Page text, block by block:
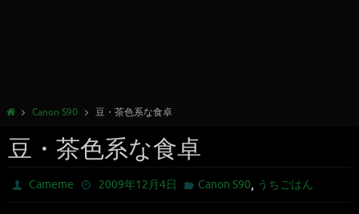
Canon S90 豆・茶色系な食卓
豆・茶色系な食卓
Cameme 2009年12月4日 Canon S90, うちごはん